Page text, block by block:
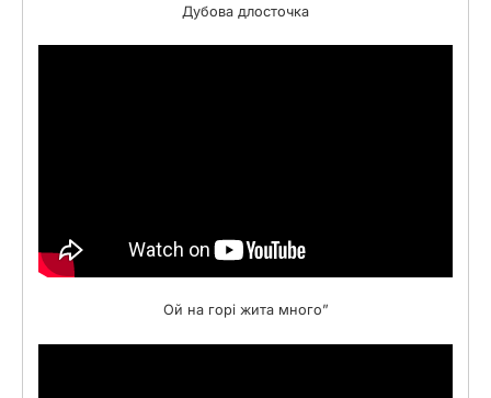
Дубова длосточка
Ой на горі жита много”